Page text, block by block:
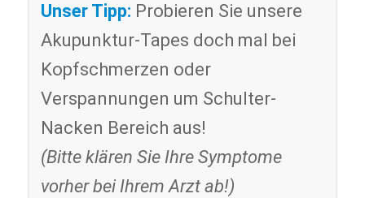
Unser Tipp: Probieren Sie unsere
Akupunktur-Tapes doch mal bei
Kopfschmerzen oder
Verspannungen um Schulter-
Nacken Bereich aus!
(Bitte klären Sie Ihre Symptome
vorher bei Ihrem Arzt ab!)